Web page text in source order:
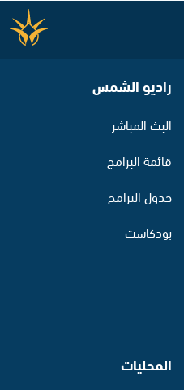
راديو الشمس
البث المباشر
قائمة البرامج
جدول البرامج
بودكاست
المحليات